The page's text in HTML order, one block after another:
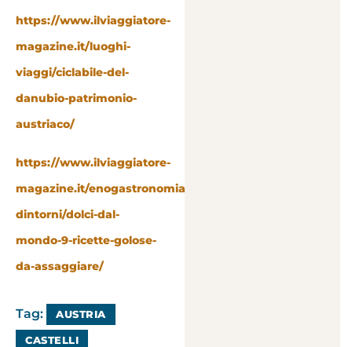
https://www.ilviaggiatore-
magazine.it/luoghi-
viaggi/ciclabile-del-
danubio-patrimonio-
austriaco/
https://www.ilviaggiatore-
magazine.it/enogastronomia-
dintorni/dolci-dal-
mondo-9-ricette-golose-
da-assaggiare/
Tag: AUSTRIA
CASTELLI